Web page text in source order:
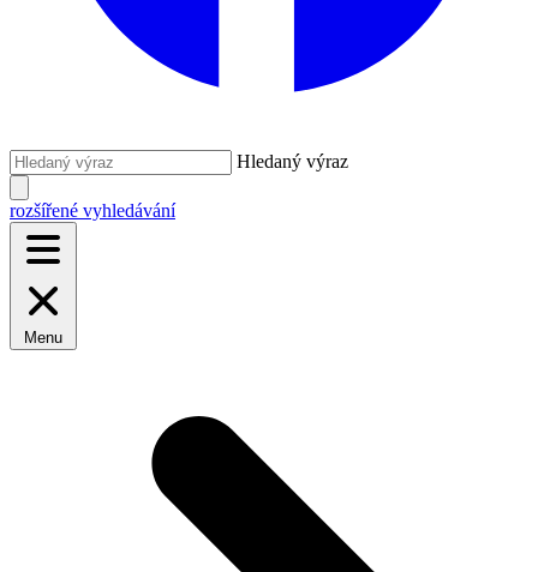
Hledaný výraz
rozšířené vyhledávání
Menu